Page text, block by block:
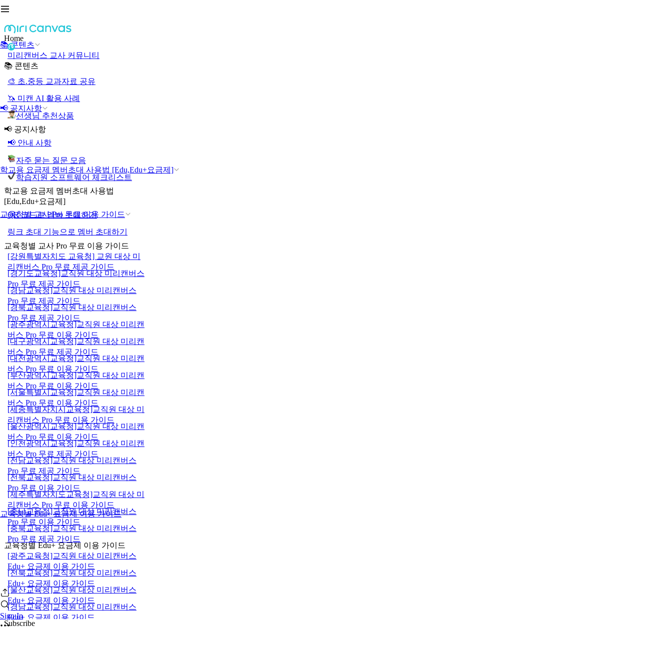
📚 콘텐츠
📢 공지사항
학교용 요금제 멤버초대 사용법 [Edu,Edu+요금제]
교육청별 교사 Pro 무료 이용 가이드
교육청별 Edu+ 요금제 이용 가이드
Sign In
Home
미리캔버스 교사 커뮤니티
📚 콘텐츠
🎨 초.중등 교과자료 공유
🦄 미캔 AI 활용 사례
선생님 추천상품
📢 공지사항
📢 안내 사항
자주 묻는 질문 모음
학습지원 소프트웨어 체크리스트
학교용 요금제 멤버초대 사용법
[Edu,Edu+요금제]
QR 코드로 멤버 초대하기
링크 초대 기능으로 멤버 초대하기
교육청별 교사 Pro 무료 이용 가이드
[강원특별자치도 교육청] 교원 대상 미
리캔버스 Pro 무료 제공 가이드
[경기도교육청]교직원 대상 미리캔버스
Pro 무료 제공 가이드
[경남교육청]교직원 대상 미리캔버스
Pro 무료 제공 가이드
[경북교육청]교직원 대상 미리캔버스
Pro 무료 제공 가이드
[광주광역시교육청]교직원 대상 미리캔
버스 Pro 무료 이용 가이드
[대구광역시교육청]교직원 대상 미리캔
버스 Pro 무료 제공 가이드
[대전광역시교육청]교직원 대상 미리캔
버스 Pro 무료 이용 가이드
[부산광역시교육청]교직원 대상 미리캔
버스 Pro 무료 이용 가이드
[서울특별시교육청]교직원 대상 미리캔
버스 Pro 무료 이용 가이드
[세종특별자치시교육청]교직원 대상 미
리캔버스 Pro 무료 이용 가이드
[울산광역시교육청]교직원 대상 미리캔
버스 Pro 무료 이용 가이드
[인천광역시교육청]교직원 대상 미리캔
버스 Pro 무료 제공 가이드
[전남교육청]교직원 대상 미리캔버스
Pro 무료 제공 가이드
[전북교육청]교직원 대상 미리캔버스
Pro 무료 이용 가이드
[제주특별자치도교육청]교직원 대상 미
리캔버스 Pro 무료 이용 가이드
[충남교육청]교직원 대상 미리캔버스
Pro 무료 이용 가이드
[충북교육청]교직원 대상 미리캔버스
Pro 무료 제공 가이드
교육청별 Edu+ 요금제 이용 가이드
[광주교육청]교직원 대상 미리캔버스
Edu+ 요금제 이용 가이드
[전북교육청]교직원 대상 미리캔버스
Edu+ 요금제 이용 가이드
[울산교육청]교직원 대상 미리캔버스
Edu+ 요금제 이용 가이드
[경남교육청]교직원 대상 미리캔버스
Edu+ 요금제 이용 가이드
Subscribe